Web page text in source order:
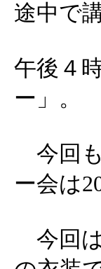
途中で
午後４
ー」。
今回
ー会は
今回